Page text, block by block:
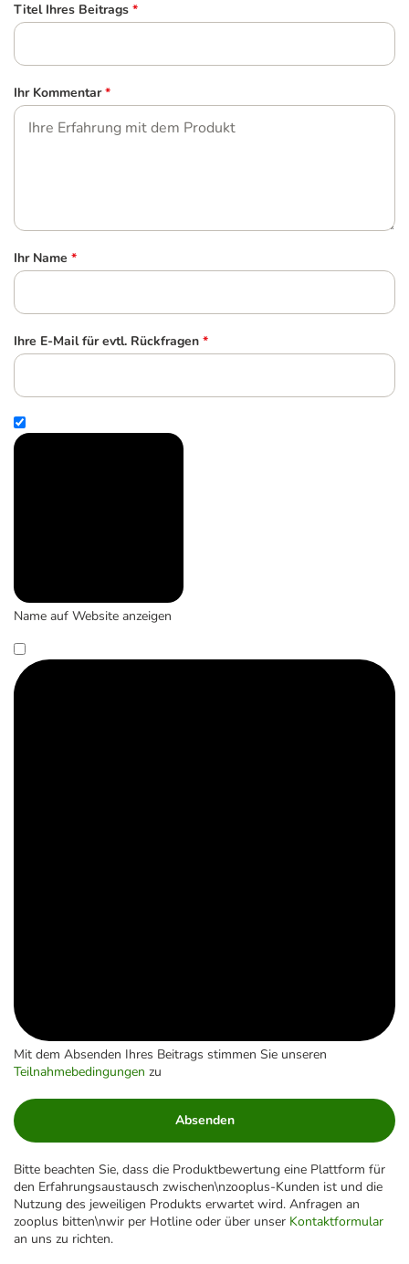
Titel Ihres Beitrags *
Ihr Kommentar *
Ihr Name *
Ihre E-Mail für evtl. Rückfragen *
Name auf Website anzeigen
Mit dem Absenden Ihres Beitrags stimmen Sie unseren
Teilnahmebedingungen zu
Absenden
Bitte beachten Sie, dass die Produktbewertung eine Plattform für
den Erfahrungsaustausch zwischen\nzooplus-Kunden ist und die
Nutzung des jeweiligen Produkts erwartet wird. Anfragen an
zooplus bitten\nwir per Hotline oder über unser Kontaktformular
an uns zu richten.